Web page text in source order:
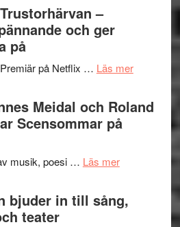
hjärtevarm
–
Delvis
bortom
terräng
–
och ger
på
på Netflix … Läs merom
–
Meidal och Roland
Scensommar på
musik, poesi … Läs merom
Hannes
bjuder in till sång,
teater